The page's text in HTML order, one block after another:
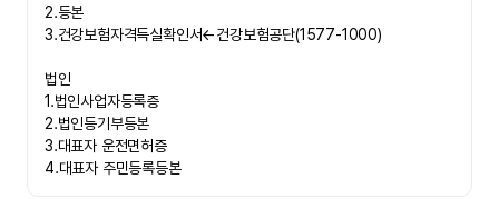
2.등본
3.건강보험자격득실확인서←건강보험공단(1577-1000)
법인
1.법인사업자등록증
2.법인등기부등본
3.대표자 운전면허증
4.대표자 주민등록등본